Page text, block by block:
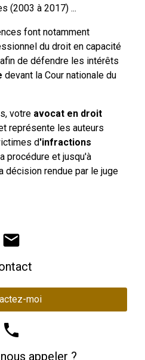
(2003 à 2017) ...
font notamment
du droit en capacité
de défendre les intérêts
devant la Cour nationale du
votreavocat en droit
représente les auteurs
d'infractions
procédure et jusqu'à
rendue par le juge
mail
moi
phone
appeler ?